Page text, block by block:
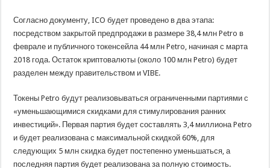
Согласно документу, ICO будет проведено в два этапа:
посредством закрытой предпродажи в размере 38,4 млн Petro в
феврале и публичного токенсейла 44 млн Petro, начиная с марта
2018 года. Остаток криптовалюты (около 100 млн Petro) будет
разделен между правительством и VIBE.
Токены Petro будут реализовываться ограниченными партиями с
«уменьшающимися скидками для стимулирования ранних
инвестиций». Первая партия будет составлять 3,4 миллиона Petro
и будет реализована с максимальной скидкой 60%, для
следующих 5 млн скидка будет постепенно уменьшаться, а
последняя партия будет реализована за полную стоимость.